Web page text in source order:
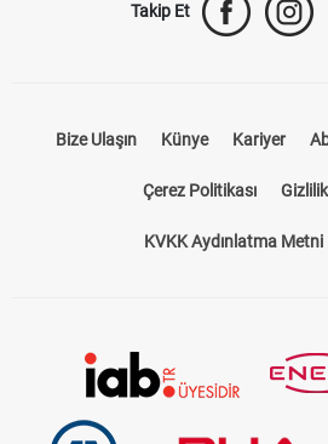
Takip Et
Bize Ulaşın Künye Kariyer
Çerez Politikası
KVKK Aydınlatma Metni